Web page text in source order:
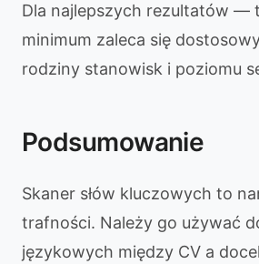
Dla najlepszych rezultatów —
minimum zaleca się
rodziny stanowisk i poziomu
Podsumowanie
Skaner słów kluczowych to
trafności. Należy go używać
językowych między CV a